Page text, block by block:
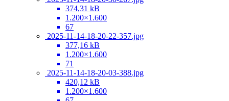
374,31 kB
1.200×1.600
67
2025-11-14-18-20-22-357.jpg
377,16 kB
1.200×1.600
71
2025-11-14-18-20-03-388.jpg
420,12 kB
1.200×1.600